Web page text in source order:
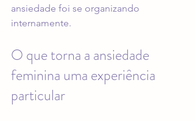
ansiedade foi se organizando
internamente.
O que torna a ansiedade
feminina uma experiência
particular